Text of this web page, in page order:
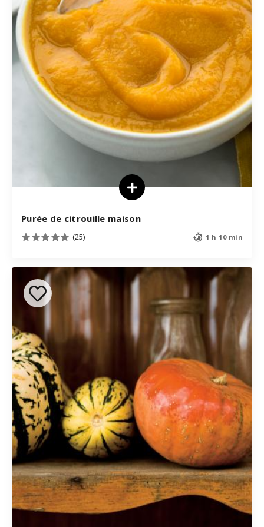
Purée de citrouille maison
(25) 1 h 10 min